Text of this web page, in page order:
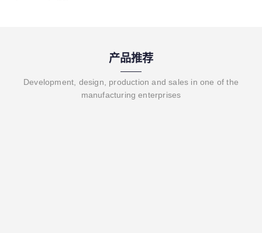
产品推荐
Development, design, production and sales in one of the
manufacturing enterprises